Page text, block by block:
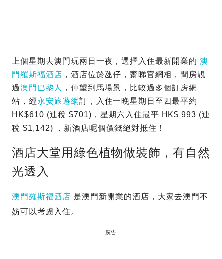
上個星期去澳門玩兩日一夜，選擇入住最新開業的 澳
門羅斯福酒店 ，酒店位於氹仔，齋睇官網相，間房靚
過澳門巴黎人
，仲望到馬場景，比較過多個訂房網
站，經永安旅遊網訂，入住一晚星期日至四最平約
HK$610 (連稅 $701)，星期六入住最平 HK$ 993 (連
稅 $1,142) ，新酒店呢個價錢絕對抵住！
酒店大堂用綠色植物做裝飾，有自然
光透入
澳門羅斯福酒店 是澳門新開業的酒店，大家去澳門不
妨可以考慮入住。
廣告